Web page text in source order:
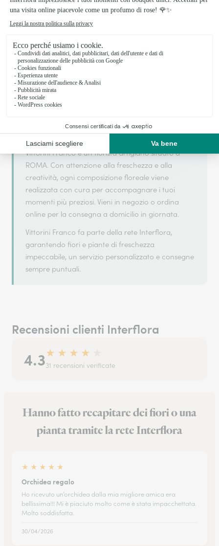
Il tuo fiorista artigiano a ROMA
Vittorini Franco si basa sulla sua partnership con
Interflora, rete di trasmissione floreale di
Vittorini Franco è un fiorista artigiano situato a
ROMA. Con attenzione alla freschezza e alla
creatività, ogni composizione floreale viene
realizzata con cura per accompagnare i tuoi
momenti più preziosi. Vieni in negozio o ordina
online per la consegna a domicilio in giornata.
Vittorini Franco fa parte della rete Interflora,
garantendo fiori e piante di freschezza
impeccabile, un servizio personalizzato e consegne
sempre puntuali.
Recensioni clienti Interflora
4.3★ ★ ★ ★
31 recensioni verificate
Hanno fatto recapitare dei fiori o una
pianta tramite la rete Interflora
★ ★ ★ ★ ★
Orchidea regalo
Ho ricevuto un’orchidea dalla mia migliore amica era
bellissima!!! Mi è piaciuto molto come è stata impacchettata.
Molto soddisfatta.
30/04/2026